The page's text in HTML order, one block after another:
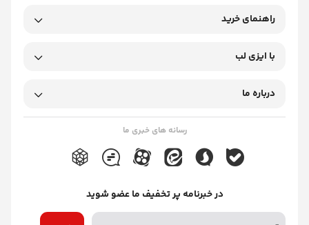
راهنمای خرید
با ایزی لب
درباره ما
رسانه های خبری ما
در خبرنامه پر تخفیف ما عضو شوید